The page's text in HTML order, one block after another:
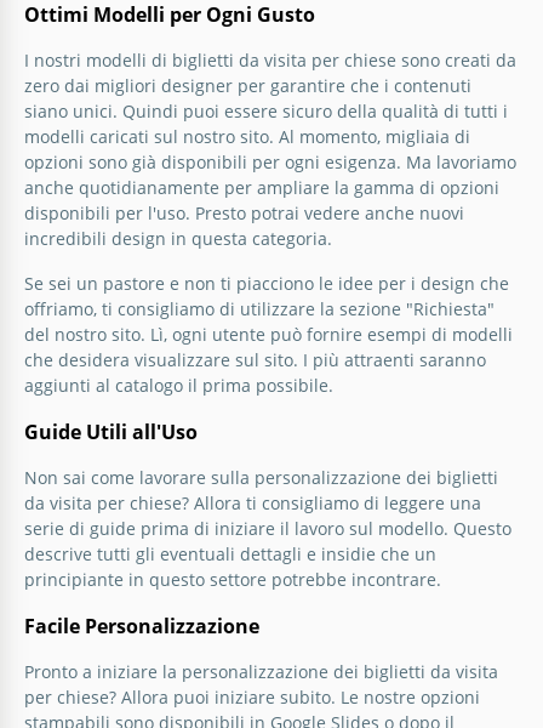
Ottimi Modelli per Ogni Gusto
I nostri modelli di biglietti da visita per chiese sono creati da
zero dai migliori designer per garantire che i contenuti
siano unici. Quindi puoi essere sicuro della qualità di tutti i
modelli caricati sul nostro sito. Al momento, migliaia di
opzioni sono già disponibili per ogni esigenza. Ma lavoriamo
anche quotidianamente per ampliare la gamma di opzioni
disponibili per l'uso. Presto potrai vedere anche nuovi
incredibili design in questa categoria.
Se sei un pastore e non ti piacciono le idee per i design che
offriamo, ti consigliamo di utilizzare la sezione "Richiesta"
del nostro sito. Lì, ogni utente può fornire esempi di modelli
che desidera visualizzare sul sito. I più attraenti saranno
aggiunti al catalogo il prima possibile.
Guide Utili all'Uso
Non sai come lavorare sulla personalizzazione dei biglietti
da visita per chiese? Allora ti consigliamo di leggere una
serie di guide prima di iniziare il lavoro sul modello. Questo
descrive tutti gli eventuali dettagli e insidie che un
principiante in questo settore potrebbe incontrare.
Facile Personalizzazione
Pronto a iniziare la personalizzazione dei biglietti da visita
per chiese? Allora puoi iniziare subito. Le nostre opzioni
stampabili sono disponibili in Google Slides o dopo il